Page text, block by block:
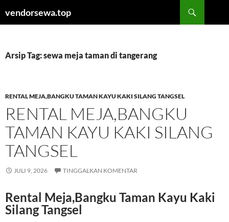
kevendorsewa.top
Arsip Tag: sewa meja taman di tangerang
RENTAL MEJA,BANGKU TAMAN KAYU KAKI SILANG TANGSEL
RENTAL MEJA,BANGKU
TAMAN KAYU KAKI SILANG
TANGSEL
JULI 9, 2026 TINGGALKAN KOMENTAR
Rental Meja,Bangku Taman Kayu Kaki
Silang Tangsel